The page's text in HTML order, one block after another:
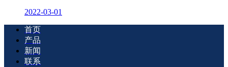
2022-03-01
首页
产品
新闻
联系